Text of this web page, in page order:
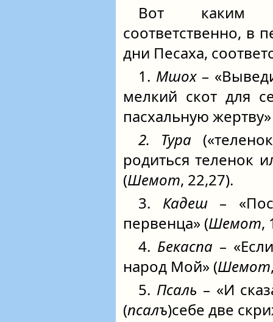
Вот каким
соответственно, в
дни Песаха,
1. Мшох–
мелкий скот для
пасхальную
2. Тура
родиться теленок
(Шемот, 22,27).
3. Кадеш–
первенца» (Шемот,
4. Бекаспа –
народ Мой» (Шемот
5. Псаль – «И
(псалъ)себе две